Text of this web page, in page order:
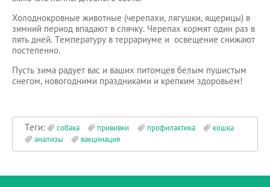
Холоднокровные животные (черепахи, лягушки, ящерицы) в
зимний период впадают в спячку. Черепах кормят один раз в
пять дней. Температуру в террариуме и освещение снижают
постепенно.
Пусть зима радует вас и ваших питомцев белым пушистым
снегом, новогодними праздниками и крепким здоровьем!
Теги: собака прививки профилактика
кошка
анализы
вакцинация